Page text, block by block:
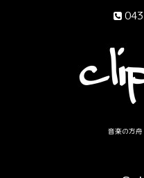
音楽の方